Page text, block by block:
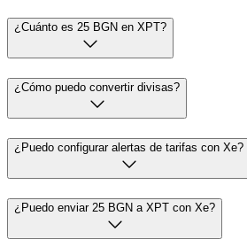
¿Cuánto es 25 BGN en XPT?
¿Cómo puedo convertir divisas?
¿Puedo configurar alertas de tarifas con Xe?
¿Puedo enviar 25 BGN a XPT con Xe?